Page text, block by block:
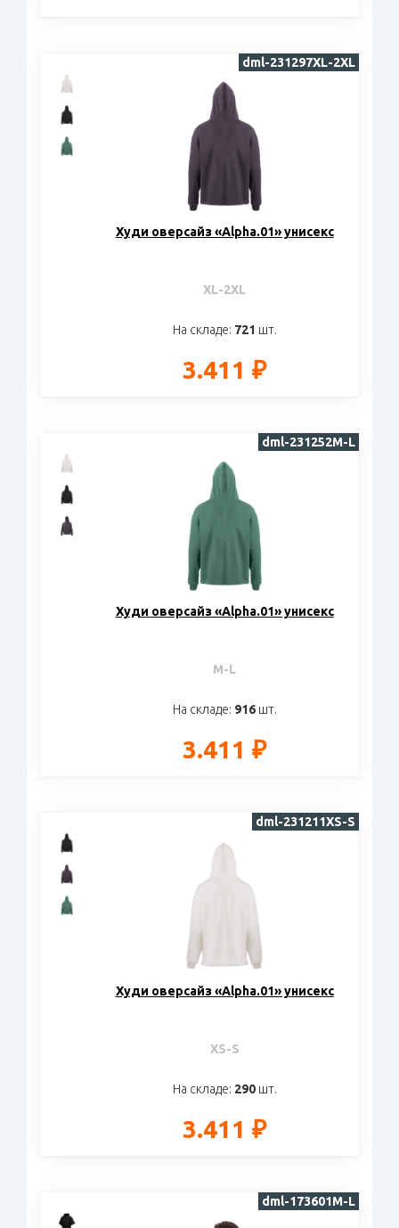
Худи оверсайз «Alpha.01» унисекс
XL-2XL
На складе: 721 шт.
3.411 ₽
dml-231297XL-2XL
Худи оверсайз «Alpha.01» унисекс
M-L
На складе: 916шт.
3.411 ₽
dml-231252M-L
Худи оверсайз «Alpha.01» унисекс
XS-S
На складе: 290шт.
3.411 ₽
dml-231211XS-S
dml-173601M-L